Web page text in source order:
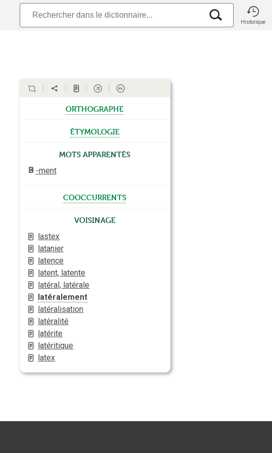
Historique
orthographe
étymologie
Mots apparentés
-ment
cooccurrents
Voisinage
lastex
latanier
latence
latent, latente
latéral, latérale
latéralement
latéralisation
latéralité
latérite
latéritique
latex